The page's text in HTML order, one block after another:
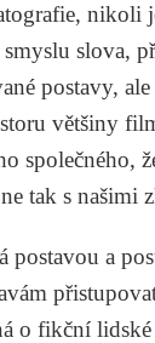
slova,
postavy,
většiny
tak s našimi
postavou a
o fikční